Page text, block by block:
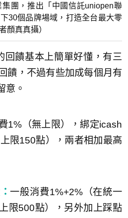
團，推出「中國信託uniopen聯
30個品牌場域，打造全台最大零
顏真真攝）
回饋基本上簡單好懂，有三
饋，不過有些加成每個月有
意。
1%（無上限），綁定icash
限150點），兩者相加最高
一般消費1%+2%（在統一
限500點），另外加上踩點